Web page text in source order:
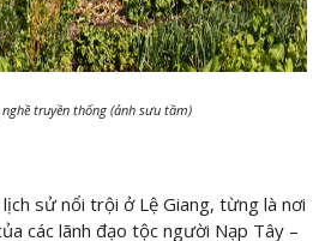
truyền thống (ảnh sưu tầm)
sử nổi trội ở Lệ Giang, từng là nơi
các lãnh đạo tộc người Nạp Tây –